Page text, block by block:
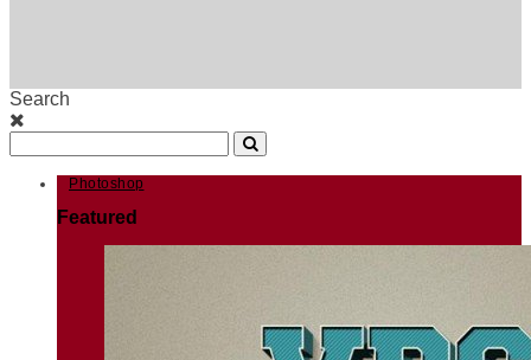
Search
Photoshop
Featured